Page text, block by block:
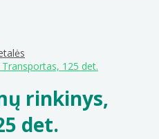
125 det.
rinkinys,
det.